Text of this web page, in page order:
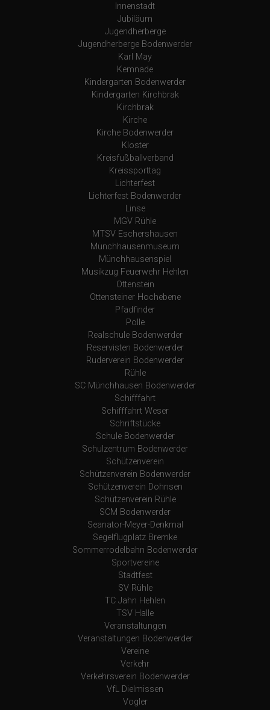
Innenstadt
Jubiläum
Jugendherberge
Jugendherberge Bodenwerder
Karl May
Kemnade
Kindergarten Bodenwerder
Kindergarten Kirchbrak
Kirchbrak
Kirche
Kirche Bodenwerder
Kloster
Kreisfußballverband
Kreissporttag
Lichterfest
Lichterfest Bodenwerder
Linse
MGV Rühle
MTSV Eschershausen
Münchhausenmuseum
Münchhausenspiel
Musikzug Feuerwehr Hehlen
Ottenstein
Ottensteiner Hochebene
Pfadfinder
Polle
Realschule Bodenwerder
Reservisten Bodenwerder
Ruderverein Bodenwerder
Rühle
SC Münchhausen Bodenwerder
Schifffahrt
Schifffahrt Weser
Schriftstücke
Schule Bodenwerder
Schulzentrum Bodenwerder
Schützenverein
Schützenverein Bodenwerder
Schützenverein Dohnsen
Schützenverein Rühle
SCM Bodenwerder
Seanator-Meyer-Denkmal
Segelflugplatz Bremke
Sommerrodelbahn Bodenwerder
Sportvereine
Stadtfest
SV Rühle
TC Jahn Hehlen
TSV Halle
Veranstaltungen
Veranstaltungen Bodenwerder
Vereine
Verkehr
Verkehrsverein Bodenwerder
VfL Dielmissen
Vogler